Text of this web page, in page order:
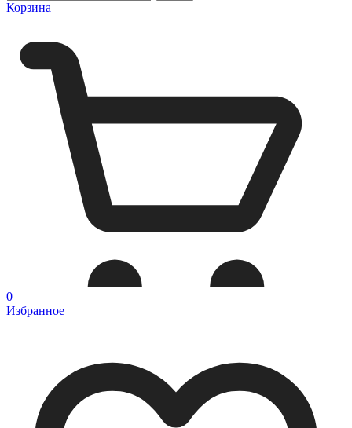
Корзина
0
Избранное